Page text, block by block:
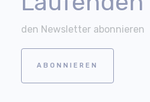
den Newsletter abonnieren
ABONNIEREN